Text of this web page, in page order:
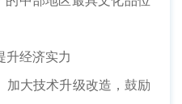
升经济实力
加大技术升级改造，鼓励